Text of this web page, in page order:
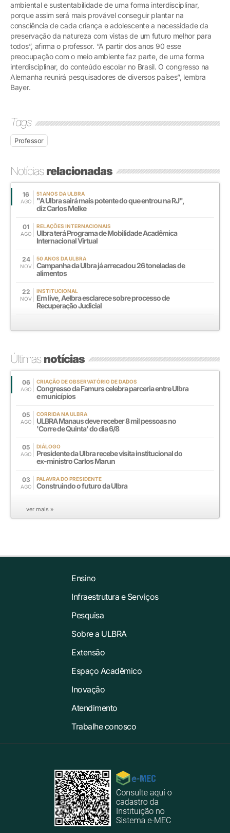
ambiental e sustentabilidade de uma forma interdisciplinar,
porque assim será mais provável conseguir plantar na
consciência de cada criança e adolescente a necessidade da
preservação da natureza com vistas de um futuro melhor para
todos”, afirma o professor. “A partir dos anos 90 esse
preocupação com o meio ambiente faz parte, de uma forma
interdisciplinar, do conteúdo escolar no Brasil. O congresso na
Alemanha reunirá pesquisadores de diversos países”, lembra
Bayer.
Tags
Professor
Notíciasrelacionadas
16
AGO
51 ANOS DA ULBRA
"A Ulbra sairá mais potente do que entrou na RJ",
diz Carlos Melke
01
AGO
RELAÇÕES INTERNACIONAIS
Ulbra terá Programa de Mobilidade Acadêmica
Internacional Virtual
24
NOV
50 ANOS DA ULBRA
Campanha da Ulbra já arrecadou 26 toneladas de
alimentos
22
NOV
INSTITUCIONAL
Em live, Aelbra esclarece sobre processo de
Recuperação Judicial
Últimasnotícias
06
AGO
CRIAÇÃO DE OBSERVATÓRIO DE DADOS
Congresso da Famurs celebra parceria entre Ulbra
e municípios
05
AGO
CORRIDA NA ULBRA
ULBRA Manaus deve receber 8 mil pessoas no
'Corre de Quinta' do dia 6/8
05
AGO
DIÁLOGO
Presidente da Ulbra recebe visita institucional do
ex-ministro Carlos Marun
03
AGO
PALAVRA DO PRESIDENTE
Construindo o futuro da Ulbra
ver mais »
Ensino
Infraestrutura e Serviços
Pesquisa
Sobre a ULBRA
Extensão
Espaço Acadêmico
Inovação
Atendimento
Trabalhe conosco